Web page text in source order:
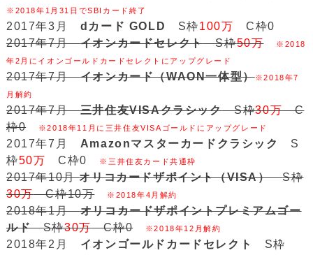
※2018年1月31日でSBIカード終了
2017年3月 dカード GOLD S枠100万 C枠0
2017年7月イオンカードセレクトS枠50万
※2018
年2月にイオンゴールドカードセレクトにアップグレード
2017年7月イオンカード（WAON一体型）※2018年7
月解約
2017年7月三井住友VISAクラシックS枠30万C
枠0
※2018年11月に三井住友VISAゴールドにアップグレード
2017年7月 Amazonマスターカードクラシック
S
枠50万 C枠0 ※三井住友カード共通枠
2017年10月オリコカードザポイント（VISA）S枠
30万C枠10万 ※2018年4月解約
2018年1月オリコカードザポイントプレミアムゴー
ルドS枠30万C枠0 ※2018年12月解約
2018年2月 イオンゴールドカードセレクト S枠